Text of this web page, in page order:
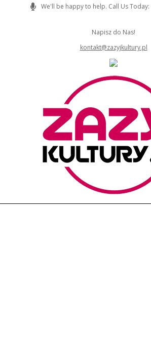
We'll be happy to help. Call Us
Napisz do Nas!
kontakt@zazyjkultury.pl